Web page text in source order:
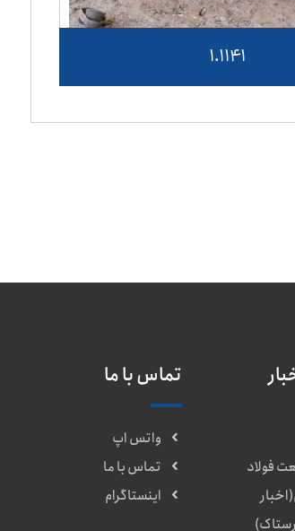
1.1141
فولاد
تماس با ما
واتس اپ
تماس با ما
اینستاگرام